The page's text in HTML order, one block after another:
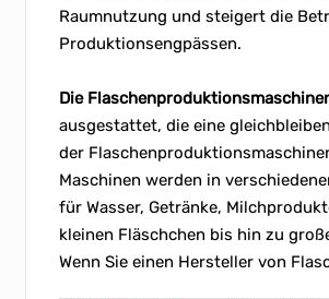
Raumnutzung und steigert die
Produktionsengpässen.
Die
ausgestattet, die eine
der
Maschinen werden in
für Wasser, Getränke,
kleinen Fläschchen bis hin zu
Wenn Sie einen Hersteller von